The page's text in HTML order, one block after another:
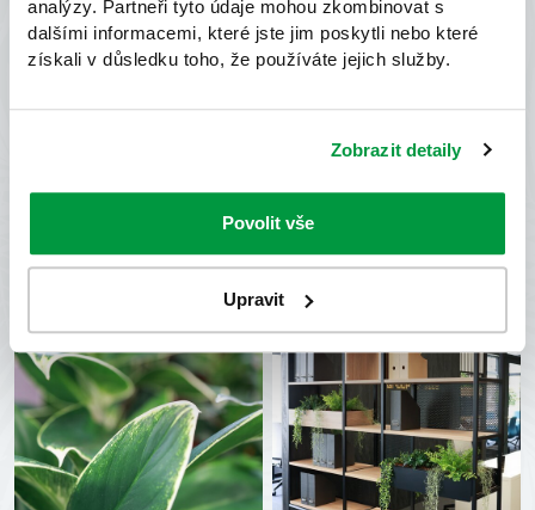
analýzy. Partneři tyto údaje mohou zkombinovat s
dalšími informacemi, které jste jim poskytli nebo které
získali v důsledku toho, že používáte jejich služby.
Zobrazit detaily
Povolit vše
Upravit